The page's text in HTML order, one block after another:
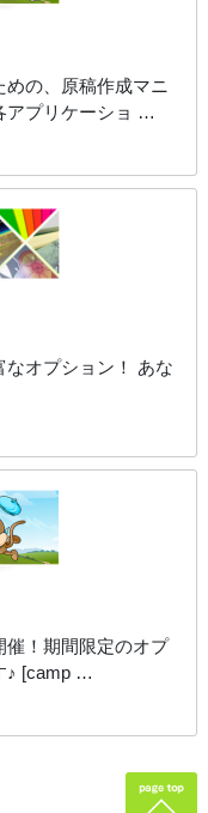
の、原稿作成マニ
アプリケーショ …
オプション！ あな
催！期間限定のオプ
♪ [camp …